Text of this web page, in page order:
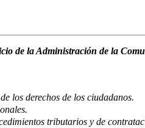
de la Administración de la
los derechos de los ciudadanos.
tributarios y de